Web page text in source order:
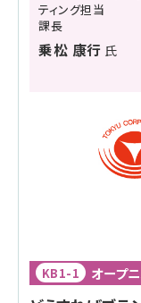
ティング担当
課長
乗松 康行 氏
KB1-1 オープ